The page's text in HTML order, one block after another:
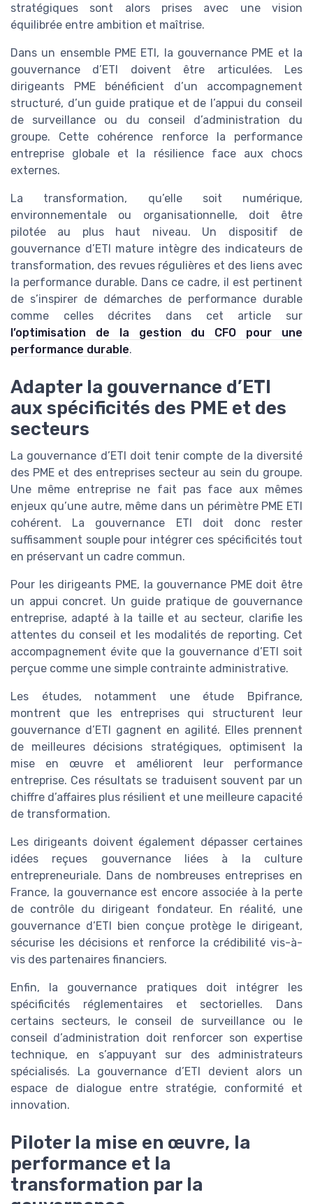
stratégiques sont alors prises avec une vision
équilibrée entre ambition et maîtrise.
Dans un ensemble PME ETI, la gouvernance PME et la
gouvernance d’ETI doivent être articulées. Les
dirigeants PME bénéficient d’un accompagnement
structuré, d’un guide pratique et de l’appui du conseil
de surveillance ou du conseil d’administration du
groupe. Cette cohérence renforce la performance
entreprise globale et la résilience face aux chocs
externes.
La transformation, qu’elle soit numérique,
environnementale ou organisationnelle, doit être
pilotée au plus haut niveau. Un dispositif de
gouvernance d’ETI mature intègre des indicateurs de
transformation, des revues régulières et des liens avec
la performance durable. Dans ce cadre, il est pertinent
de s’inspirer de démarches de performance durable
comme celles décrites dans cet article sur
l’optimisation de la gestion du CFO pour une
performance durable.
Adapter la gouvernance d’ETI
aux spécificités des PME et des
secteurs
La gouvernance d’ETI doit tenir compte de la diversité
des PME et des entreprises secteur au sein du groupe.
Une même entreprise ne fait pas face aux mêmes
enjeux qu’une autre, même dans un périmètre PME ETI
cohérent. La gouvernance ETI doit donc rester
suffisamment souple pour intégrer ces spécificités tout
en préservant un cadre commun.
Pour les dirigeants PME, la gouvernance PME doit être
un appui concret. Un guide pratique de gouvernance
entreprise, adapté à la taille et au secteur, clarifie les
attentes du conseil et les modalités de reporting. Cet
accompagnement évite que la gouvernance d’ETI soit
perçue comme une simple contrainte administrative.
Les études, notamment une étude Bpifrance,
montrent que les entreprises qui structurent leur
gouvernance d’ETI gagnent en agilité. Elles prennent
de meilleures décisions stratégiques, optimisent la
mise en œuvre et améliorent leur performance
entreprise. Ces résultats se traduisent souvent par un
chiffre d’affaires plus résilient et une meilleure capacité
de transformation.
Les dirigeants doivent également dépasser certaines
idées reçues gouvernance liées à la culture
entrepreneuriale. Dans de nombreuses entreprises en
France, la gouvernance est encore associée à la perte
de contrôle du dirigeant fondateur. En réalité, une
gouvernance d’ETI bien conçue protège le dirigeant,
sécurise les décisions et renforce la crédibilité vis-à-
vis des partenaires financiers.
Enfin, la gouvernance pratiques doit intégrer les
spécificités réglementaires et sectorielles. Dans
certains secteurs, le conseil de surveillance ou le
conseil d’administration doit renforcer son expertise
technique, en s’appuyant sur des administrateurs
spécialisés. La gouvernance d’ETI devient alors un
espace de dialogue entre stratégie, conformité et
innovation.
Piloter la mise en œuvre, la
performance et la
transformation par la